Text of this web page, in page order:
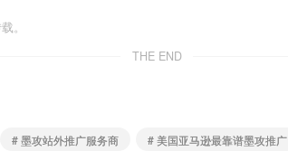
。
THE END
# 墨攻站外推广服务商 # 美国亚马逊最靠谱墨攻推广